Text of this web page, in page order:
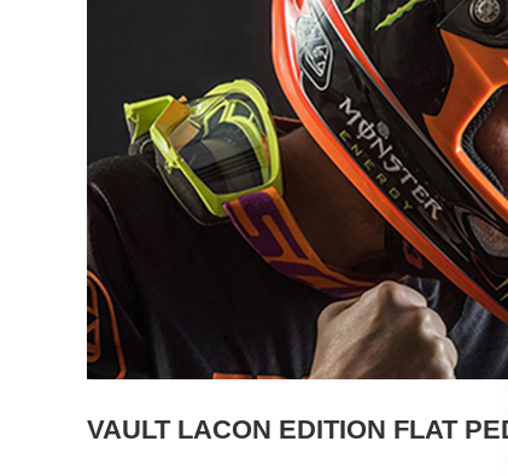
VAULT LACON EDITION FLAT